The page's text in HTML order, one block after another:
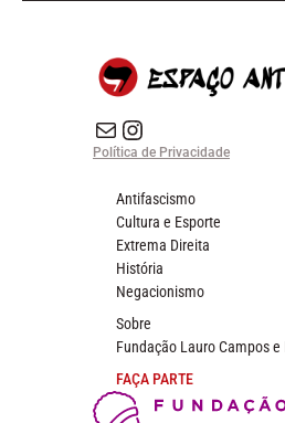
E-mail Instagram do Espaço Antifascista
Política de Privacidade
Antifascismo
Cultura e Esporte
Extrema Direita
História
Negacionismo
Sobre
Fundação Lauro Campos
FAÇA PARTE